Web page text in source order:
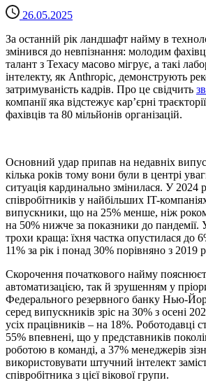
26.05.2025
За останній рік ландшафт найму в
змінився до невпізнання: молодим
талант з Техасу масово мігрує, а такі
інтелекту, як Anthropic, демонструють
затримуваність кадрів. Про це свідчить
компанії яка відстежує кар’єрні
фахівців та 80 мільйонів організацій.
Основний удар припав на недавніх
кілька років тому вони були в центрі
ситуація кардинально змінилася. У 2024
співробітників у найбільших IT-
випускники, що на 25% менше, ніж
на 50% нижче за показники до пандемії.
трохи краща: їхня частка опустилася до
11% за рік і понад 30% порівняно з 2019
Скорочення початкового найму
автоматизацією, так й зрушенням у
Федерального резервного банку Нью-
серед випускників зріс на 30% з осені
усіх працівників – на 18%. Роботодавці
55% впевнені, що у представників
роботою в команді, а 37% менеджерів
використовувати штучний інтелект
співробітника з цієї вікової групи.